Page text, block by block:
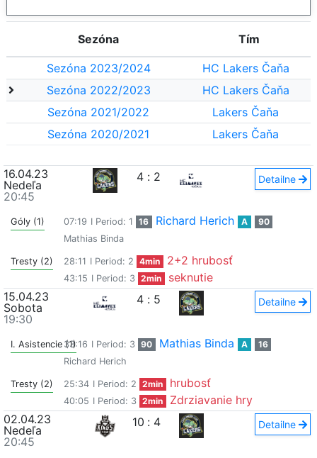
Sezóna Tím
Sezóna 2023/2024
HC Lakers Čaňa
Sezóna 2022/2023
HC Lakers Čaňa
Sezóna 2021/2022
Lakers Čaňa
Sezóna 2020/2021
Lakers Čaňa
16.04.23
Nedeľa
20:45
4 : 2 Detailne
Góly (1) 07:19 I Period: 1 16 Richard Herich A
90
Mathias Binda
Tresty (2) 28:11 I Period: 2 4min 2+2 hrubosť
43:15 I Period: 3 2min
seknutie
15.04.23
Sobota
19:30
4 : 5 Detailne
I. Asistencie (1)33:16 I Period: 3 90 Mathias Binda A
16
Richard Herich
Tresty (2) 25:34 I Period: 2 2min hrubosť
40:05 I Period: 3 2min
Zdrziavanie hry
02.04.23
Nedeľa
20:45
10 : 4 Detailne